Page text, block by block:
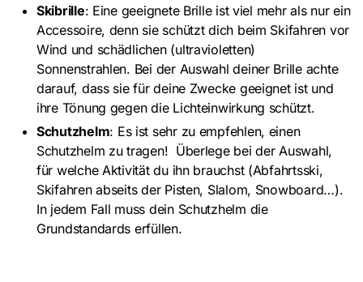
Skibrille: Eine geeignete Brille ist viel mehr als nur ein
Accessoire, denn sie schützt dich beim Skifahren vor
Wind und schädlichen (ultravioletten)
Sonnenstrahlen. Bei der Auswahl deiner Brille achte
darauf, dass sie für deine Zwecke geeignet ist und
ihre Tönung gegen die Lichteinwirkung schützt.
Schutzhelm: Es ist sehr zu empfehlen, einen
Schutzhelm zu tragen! Überlege bei der Auswahl,
für welche Aktivität du ihn brauchst (Abfahrtsski,
Skifahren abseits der Pisten, Slalom, Snowboard…).
In jedem Fall muss dein Schutzhelm die
Grundstandards erfüllen.